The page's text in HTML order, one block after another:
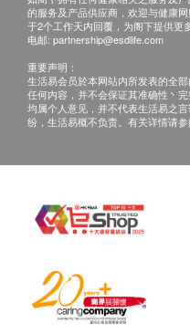
霍乱菌
痢疾志贺氏菌
克雷白氏杆菌
过滤有机体性能:
氯气
产品配件
Fairey B813 8吋纤
理
另外请出示保用卡及
在正常的使用环境
厂时之品管规格
不纳入保用的范围：
定期检查/更换及清洗
产品的包装及运输费用
的服务及产品供应商，欢迎与健康
于2个工作天内回覆，为阁下提供更
电邮: partnership@esdlife.com
重要声明：
生活易会员於本网站内所发表的全
任何内容，并不会保证其准确性丶
均属个人意见，并不代表生活易之
纷，生活易概不负责。有关详情请参